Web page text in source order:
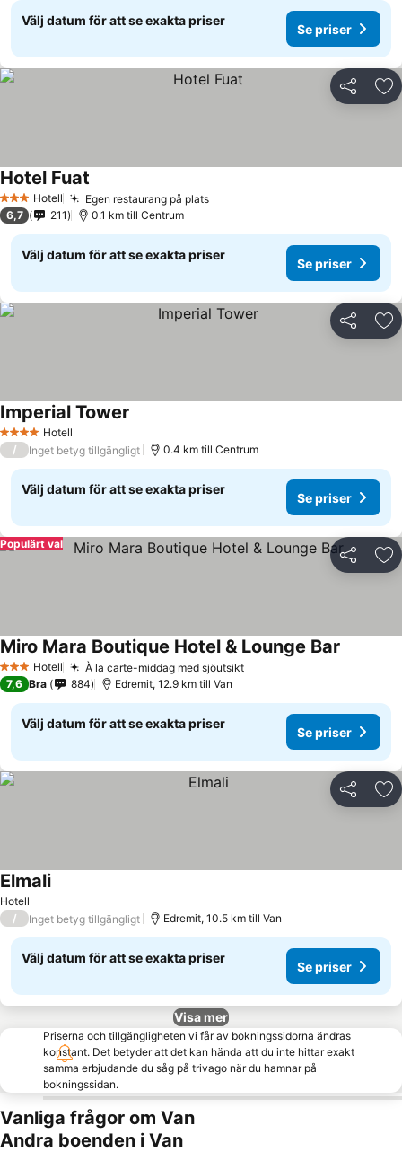
Välj datum för att se exakta priser
Se priser
Dela
3 StjärnorHotell Egen restaurang på platsSe priser
Hotel Fuat
6,7 211 0.1 km till Centrum
Välj datum för att se exakta priser
Se priser
Dela
4 StjärnorHotell
Imperial Tower
/ Inget betyg tillgängligt 0.4 km till Centrum
Välj datum för att se exakta priser
Se priser
Dela
Populärt val
3 StjärnorHotell À la carte-middag med sjöutsiktSe priser
Miro Mara Boutique Hotel & Lounge Bar
7,6 Bra 884 Edremit, 12.9 km till Van
Välj datum för att se exakta priser
Se priser
Dela
Hotell
ElmaliSe priser
/ Inget betyg tillgängligt Edremit, 10.5 km till Van
Välj datum för att se exakta priser
Se priser
Visa mer
Priserna och tillgängligheten vi får av bokningssidorna ändras
konstant. Det betyder att det kan hända att du inte hittar exakt
samma erbjudande du såg på trivago när du hamnar på
bokningssidan.
Vanliga frågor om Van
Andra boenden i Van